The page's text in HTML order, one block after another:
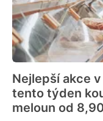
Nejlepší akce
tento týden
meloun od